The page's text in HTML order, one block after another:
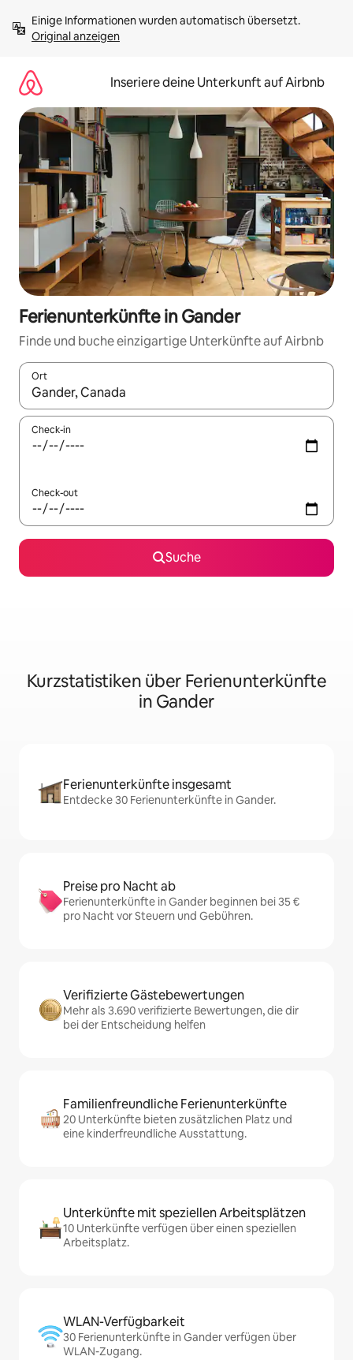
Inhalten
springenOriginal anzeigen
Inseriere deine Unterkunft auf Airbnb
Ferienunterkünfte in Gander
Finde und buche einzigartige Unterkünfte auf Airbnb
Ort
Wenn Ergebnisse verfügbar sind, navigiere mit den
Check-in
Check-out
Suche
Kurzstatistiken über Ferienunterkünfte
in Gander
Ferienunterkünfte insgesamt
Entdecke 30 Ferienunterkünfte in Gander.
Preise pro Nacht ab
Ferienunterkünfte in Gander beginnen bei 35 €
pro Nacht vor Steuern und Gebühren.
Verifizierte Gästebewertungen
Mehr als 3.690 verifizierte Bewertungen, die dir
bei der Entscheidung helfen
Familienfreundliche Ferienunterkünfte
20 Unterkünfte bieten zusätzlichen Platz und
eine kinderfreundliche Ausstattung.
Unterkünfte mit speziellen Arbeitsplätzen
10 Unterkünfte verfügen über einen speziellen
Arbeitsplatz.
WLAN-Verfügbarkeit
30 Ferienunterkünfte in Gander verfügen über
WLAN-Zugang.